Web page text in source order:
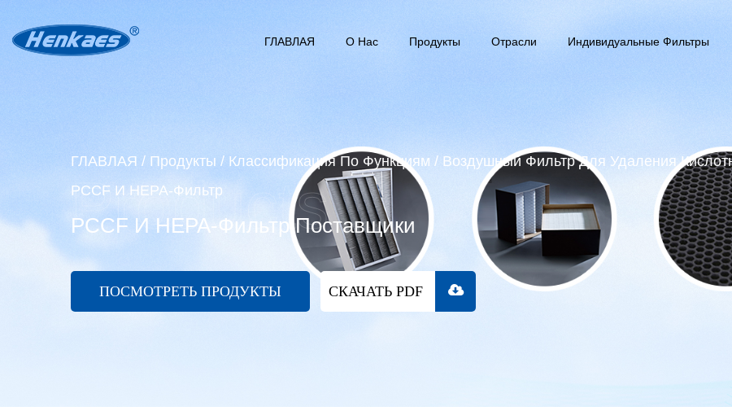
ГЛАВЛАЯ О Нас Продукты Отрасли Индивидуальные Фильтры
ГЛАВЛАЯ / Продукты / Классификация По Функциям / Воздушный Фильтр Для Удаления
PCCF И HEPA-Фильтр
PCCF И HEPA-Фильтр Поставщики
ПОСМОТРЕТЬ ПРОДУКТЫ СКАЧАТЬ PDF